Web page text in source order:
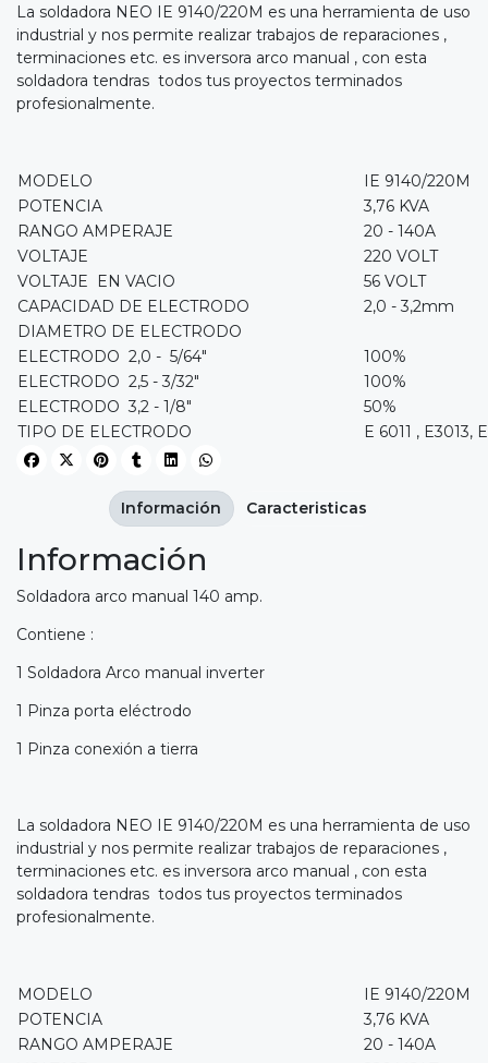
La soldadora NEO IE 9140/220M es una herramienta de uso
industrial y nos permite realizar trabajos de reparaciones ,
terminaciones etc. es inversora arco manual , con esta
soldadora tendras todos tus proyectos terminados
profesionalmente.
MODELO
IE 9140/220M
POTENCIA
3,76 KVA
RANGO AMPERAJE
20 - 140A
VOLTAJE
220 VOLT
VOLTAJE EN VACIO
56 VOLT
CAPACIDAD DE ELECTRODO
2,0 - 3,2mm
DIAMETRO DE ELECTRODO
ELECTRODO 2,0 - 5/64"
100%
ELECTRODO 2,5 - 3/32"
100%
ELECTRODO 3,2 - 1/8"
50%
TIPO DE ELECTRODO
E 6011 , E3013,
Información
Soldadora arco manual 140 amp.
Contiene :
1 Soldadora Arco manual inverter
1 Pinza porta eléctrodo
1 Pinza conexión a tierra
La soldadora NEO IE 9140/220M es una herramienta de uso
industrial y nos permite realizar trabajos de reparaciones ,
terminaciones etc. es inversora arco manual , con esta
soldadora tendras todos tus proyectos terminados
profesionalmente.
MODELO
IE 9140/220M
POTENCIA
3,76 KVA
RANGO AMPERAJE
20 - 140A
Información Caracteristicas